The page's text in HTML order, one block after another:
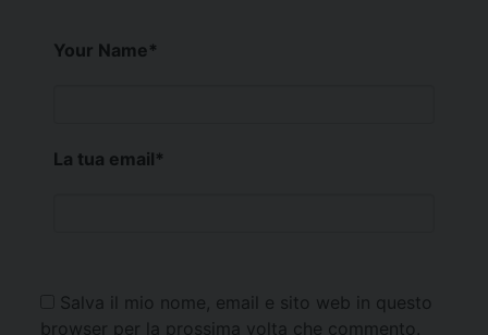
Your Name*
La tua email*
Salva il mio nome, email e sito web in questo
browser per la prossima volta che commento.